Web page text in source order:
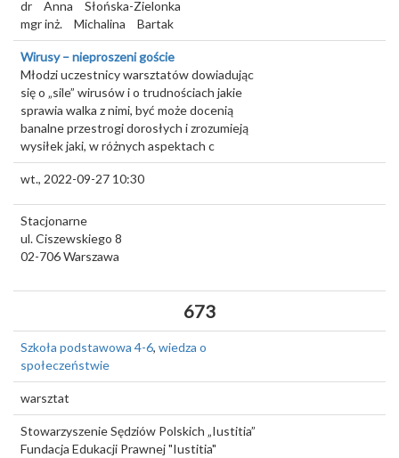
dr Anna
Słońska-Zielonka
mgr inż.
Michalina Bartak
Wirusy – nieproszeni goście
Młodzi uczestnicy warsztatów dowiadując
się o „sile” wirusów i o trudnościach jakie
sprawia walka z nimi, być może docenią
banalne przestrogi dorosłych i zrozumieją
wysiłek jaki, w różnych aspektach c
wt., 2022-09-27 10:30
Stacjonarne
ul. Ciszewskiego 8
02-706Warszawa
673
Szkoła podstawowa 4-6, wiedza o
społeczeństwie
warsztat
Stowarzyszenie Sędziów Polskich „Iustitia”
Fundacja Edukacji Prawnej "Iustitia"